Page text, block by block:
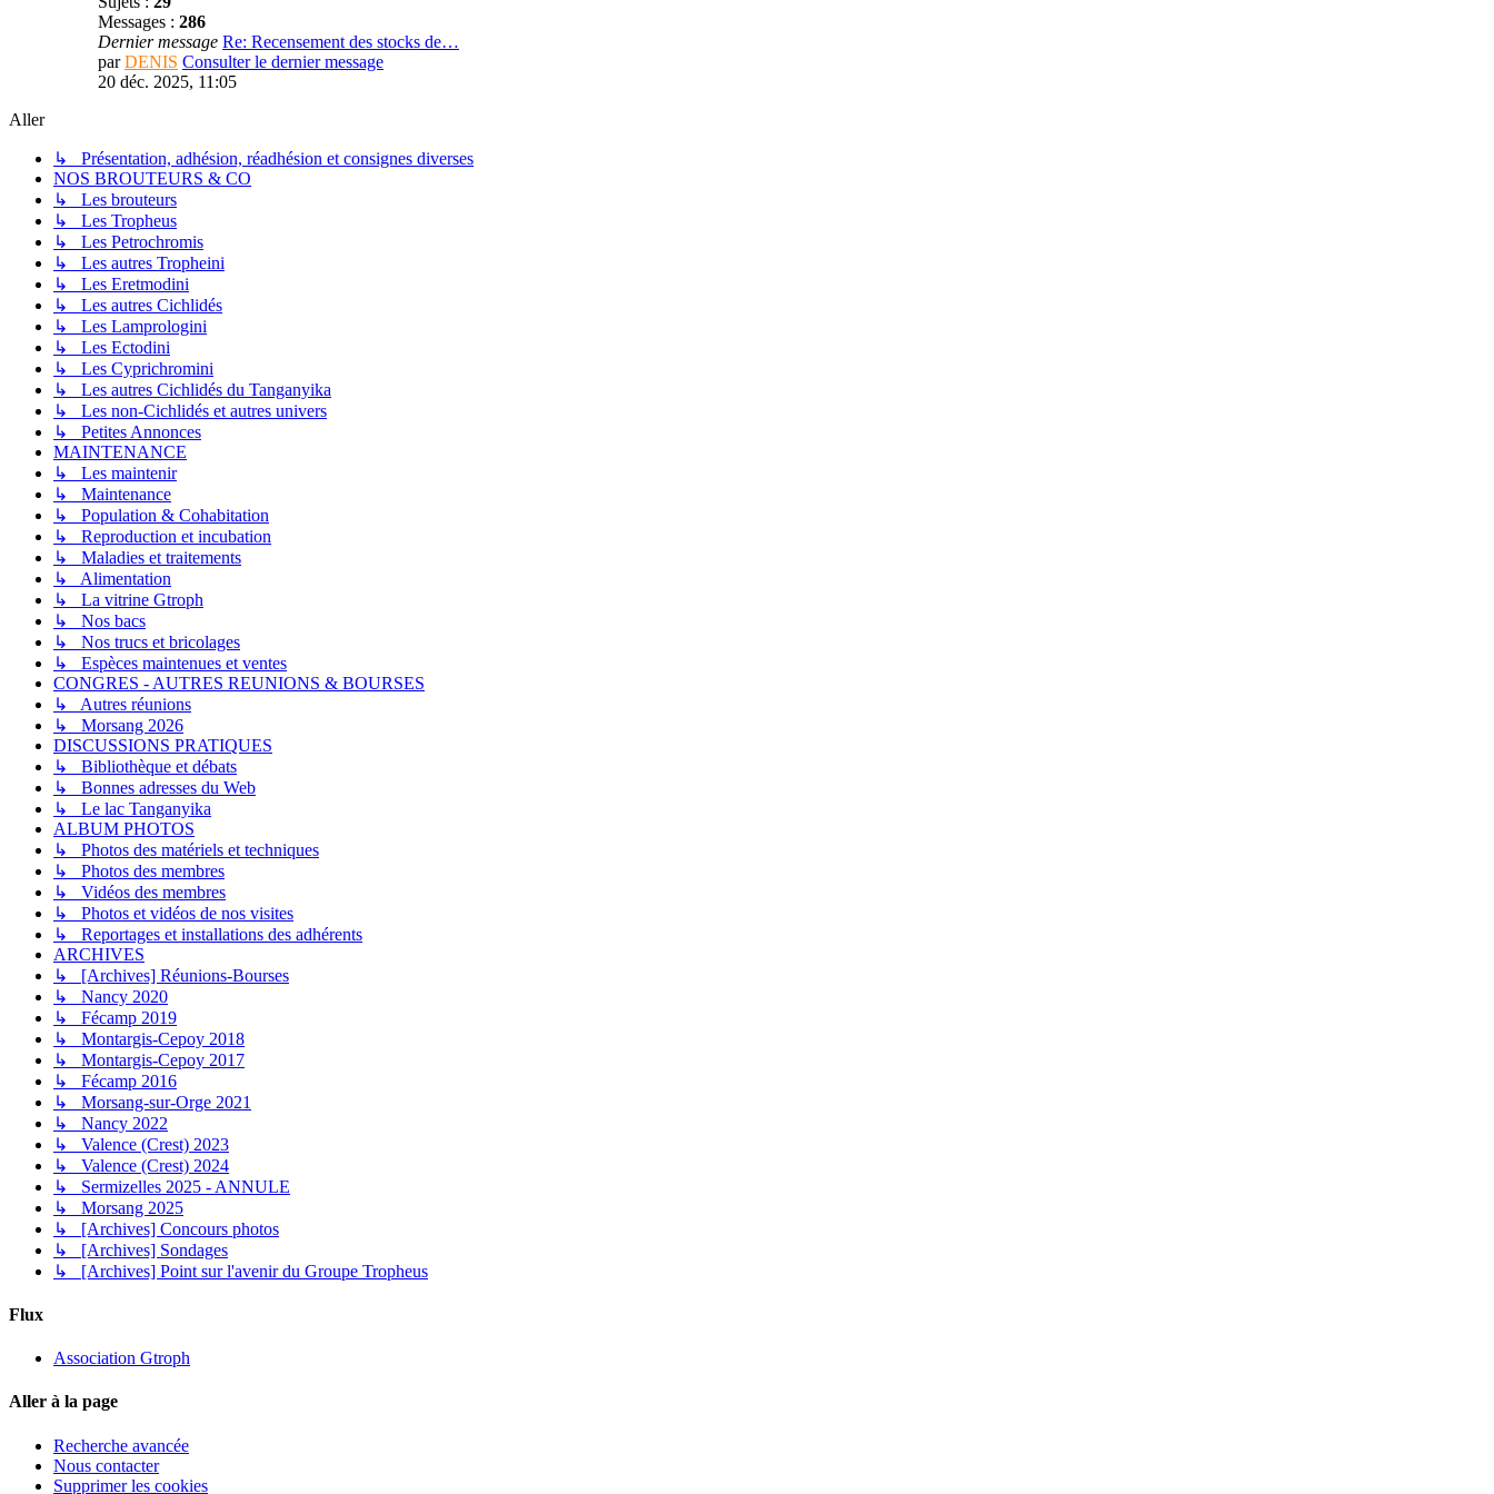
Messages : 286
Dernier message Re: Recensement des stocks de…
parDENIS Consulter le dernier message
20 déc. 2025, 11:05
Aller
↳ Présentation, adhésion, réadhésion et consignes diverses
NOS BROUTEURS & CO
↳ Les brouteurs
↳ Les Tropheus
↳ Les Petrochromis
↳ Les autres Tropheini
↳ Les Eretmodini
↳ Les autres Cichlidés
↳ Les Lamprologini
↳ Les Ectodini
↳ Les Cyprichromini
↳ Les autres Cichlidés du Tanganyika
↳ Les non-Cichlidés et autres univers
↳ Petites Annonces
MAINTENANCE
↳ Les maintenir
↳ Maintenance
↳ Population & Cohabitation
↳ Reproduction et incubation
↳ Maladies et traitements
↳ Alimentation
↳ La vitrine Gtroph
↳ Nos bacs
↳ Nos trucs et bricolages
↳ Espèces maintenues et ventes
CONGRES - AUTRES REUNIONS & BOURSES
↳ Autres réunions
↳ Morsang 2026
DISCUSSIONS PRATIQUES
↳ Bibliothèque et débats
↳ Bonnes adresses du Web
↳ Le lac Tanganyika
ALBUM PHOTOS
↳ Photos des matériels et techniques
↳ Photos des membres
↳ Vidéos des membres
↳ Photos et vidéos de nos visites
↳ Reportages et installations des adhérents
ARCHIVES
↳ [Archives] Réunions-Bourses
↳ Nancy 2020
↳ Fécamp 2019
↳ Montargis-Cepoy 2018
↳ Montargis-Cepoy 2017
↳ Fécamp 2016
↳ Morsang-sur-Orge 2021
↳ Nancy 2022
↳ Valence (Crest) 2023
↳ Valence (Crest) 2024
↳ Sermizelles 2025 - ANNULE
↳ Morsang 2025
↳ [Archives] Concours photos
↳ [Archives] Sondages
↳ [Archives] Point sur l'avenir du Groupe Tropheus
Flux
Association Gtroph
Aller à la page
Recherche avancée
Nous contacter
Supprimer les cookies